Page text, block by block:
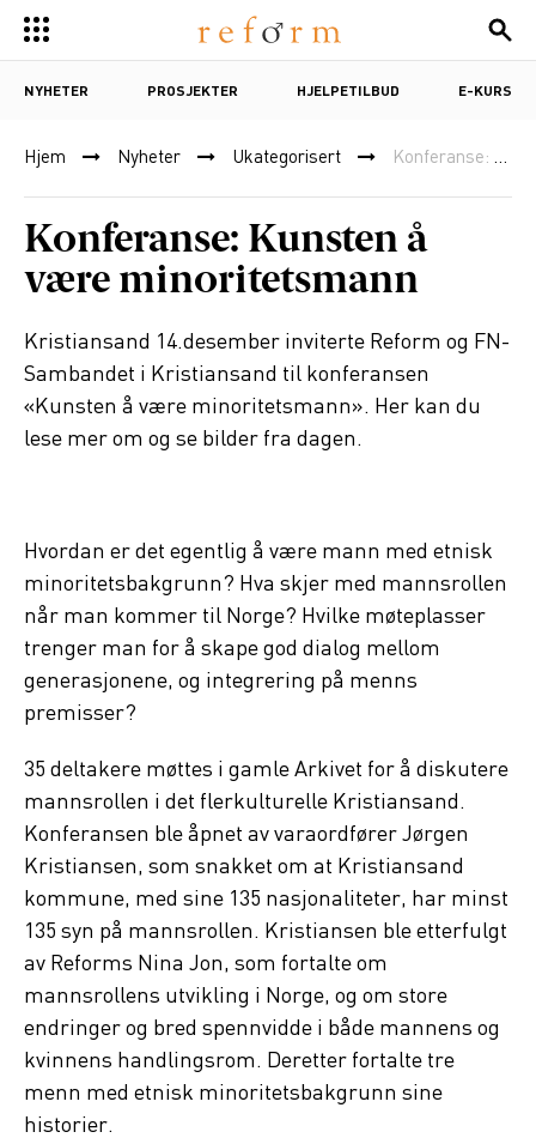
NYHETER PROSJEKTER HJELPETILBUD E-KURS
Hjem Nyheter Ukategorisert Konferanse: Kunsten å være minoritetsmann
Konferanse: Kunsten å
være minoritetsmann
Kristiansand 14.desember inviterte Reform og FN-
Sambandet i Kristiansand til konferansen
«Kunsten å være minoritetsmann». Her kan du
lese mer om og se bilder fra dagen.
Hvordan er det egentlig å være mann med etnisk
minoritetsbakgrunn? Hva skjer med mannsrollen
når man kommer til Norge? Hvilke møteplasser
trenger man for å skape god dialog mellom
generasjonene, og integrering på menns
premisser?
35 deltakere møttes i gamle Arkivet for å diskutere
mannsrollen i det flerkulturelle Kristiansand.
Konferansen ble åpnet av varaordfører Jørgen
Kristiansen, som snakket om at Kristiansand
kommune, med sine 135 nasjonaliteter, har minst
135 syn på mannsrollen. Kristiansen ble etterfulgt
av Reforms Nina Jon, som fortalte om
mannsrollens utvikling i Norge, og om store
endringer og bred spennvidde i både mannens og
kvinnens handlingsrom. Deretter fortalte tre
menn med etnisk minoritetsbakgrunn sine
historier.